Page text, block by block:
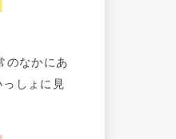
のなかにあ
しょに見